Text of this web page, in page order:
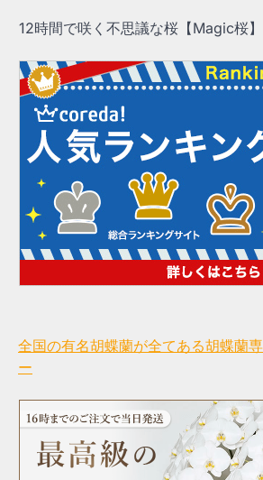
12時間で咲く不思議な桜【Magic桜】
全国の有名胡蝶蘭が全てある胡蝶蘭
ー